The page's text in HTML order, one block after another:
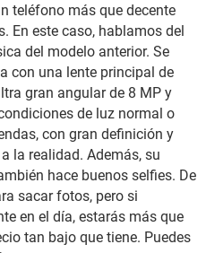
teléfono más que decente
En este caso, hablamos del
del modelo anterior. Se
con una lente principal de
gran angular de 8 MP y
de luz normal o
con gran definición y
la realidad. Además, su
hace buenos selfies. De
sacar fotos, pero si
en el día, estarás más que
tan bajo que tiene. Puedes